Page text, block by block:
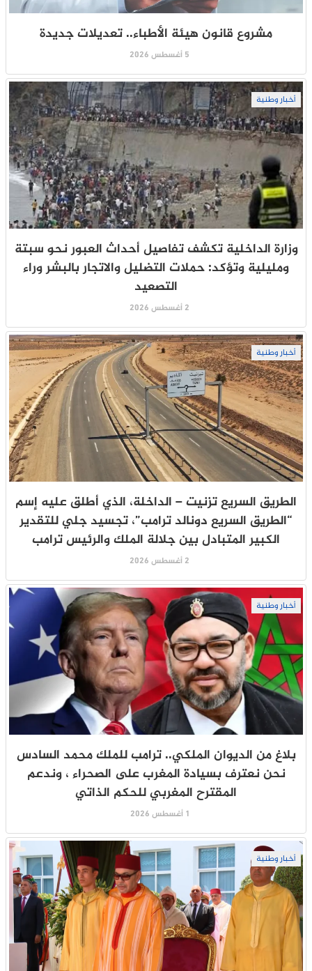
مشروع قانون هيئة الأطباء.. تعديلات جديدة
5 أغسطس 2026
أخبار وطنية
وزارة الداخلية تكشف تفاصيل أحداث العبور نحو سبتة
ومليلية وتؤكد: حملات التضليل والاتجار بالبشر وراء
التصعيد
2 أغسطس 2026
أخبار وطنية
الطريق السريع تزنيت – الداخلة، الذي أطلق عليه إسم
“الطريق السريع دونالد ترامب”، تجسيد جلي للتقدير
الكبير المتبادل بين جلالة الملك والرئيس ترامب
2 أغسطس 2026
أخبار وطنية
بلاغ من الديوان الملكي.. ترامب للملك محمد السادس
نحن نعترف بسيادة المغرب على الصحراء ، وندعم
المقترح المغربي للحكم الذاتي
1 أغسطس 2026
أخبار وطنية